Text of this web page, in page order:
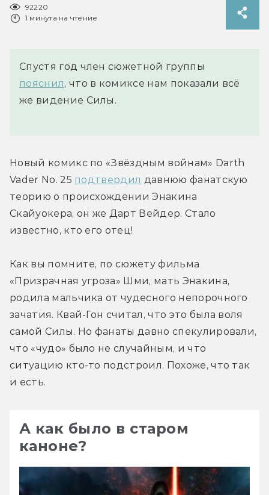
92220
1 минута на чтение
Спустя год член сюжетной группы
пояснил, что в комиксе нам показали всё
же видение Силы.
Новый комикс по «Звёздным войнам» Darth
Vader No. 25 подтвердил давнюю фанатскую
теорию о происхождении Энакина
Скайуокера, он же Дарт Вейдер. Стало
известно, кто его отец!
Как вы помните, по сюжету фильма
«Призрачная угроза» Шми, мать Энакина,
родила мальчика от чудесного непорочного
зачатия. Квай-Гон считал, что это была воля
самой Силы. Но фанаты давно спекулировали,
что «чудо» было не случайным, и что
ситуацию кто-то подстроил. Похоже, что так
и есть.
А как было в старом
каноне?